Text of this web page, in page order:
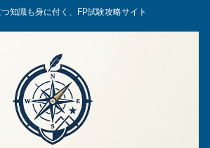
知識も身に付く、FP試験攻略サイト